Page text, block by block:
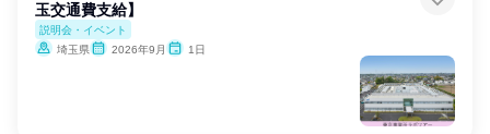
玉交通費支給】
説明会・イベント
埼玉県
2026年9月 1日